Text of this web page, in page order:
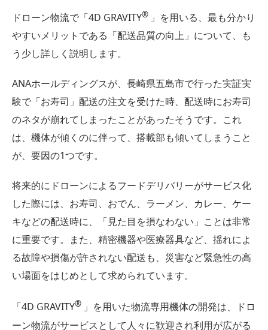
ドローン物流で「4D GRAVITY® 」を用いる、最も分かり
やすいメリットである「配送品質の向上」について、も
う少し詳しく説明します。
ANAホールディングスが、長崎県五島市で行った実証実
験で「お寿司」配送の注文を受けた時、配送時にお寿司
のネタが崩れてしまったことがあったそうです。これ
は、機体が傾くのに伴って、搭載部も傾いてしまうこと
が、要因の1つです。
将来的にドローンによるフードデリバリーがサービス化
した際には、お寿司、おでん、ラーメン、カレー、ケー
キなどの配送時に、「見た目を損なわない」ことは非常
に重要です。また、精密機器や医療器具など、揺れによ
る故障や損傷が許されない配送も、災害など緊急性の高
い場面をはじめとして求められています。
「4D GRAVITY® 」を用いた物流専用機体の開発は、ドロ
ーン物流がサービスとして人々に歓迎され利用が広がる